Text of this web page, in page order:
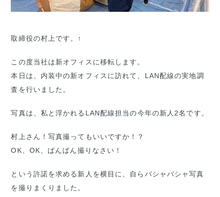
取締役の村上です。↑
この度当社は新オフィスに移転します。
本日は、内装中の新オフィスに訪れて、LAN配線の実地調
査を行いました。
写真は、私と浮かれるLAN配線担当の今年の新人2名です。
村上さん！写真撮ってもいいですか！？
OK、OK、ばんばん撮りなさい！
という許諾を求める新人を横目に、自らバシャバシャ写真
を撮りまくりました。